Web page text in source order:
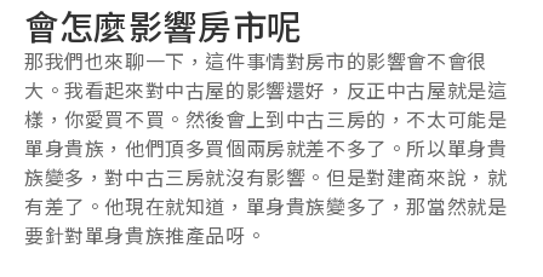
會怎麼影響房市呢
那我們也來聊一下，這件事情對房市的影響會不會很
大。我看起來對中古屋的影響還好，反正中古屋就是這
樣，你愛買不買。然後會上到中古三房的，不太可能是
單身貴族，他們頂多買個兩房就差不多了。所以單身貴
族變多，對中古三房就沒有影響。但是對建商來說，就
有差了。他現在就知道，單身貴族變多了，那當然就是
要針對單身貴族推產品呀。